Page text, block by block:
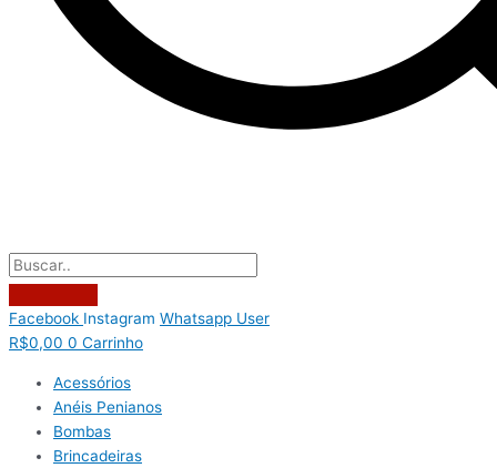
Facebook Instagram Whatsapp User
R$0,00 0 Carrinho
Acessórios
Anéis Penianos
Bombas
Brincadeiras